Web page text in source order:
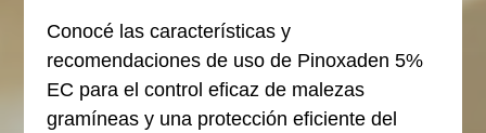
Conocé las características y
recomendaciones de uso de Pinoxaden 5%
EC para el control eficaz de malezas
gramíneas y una protección eficiente del